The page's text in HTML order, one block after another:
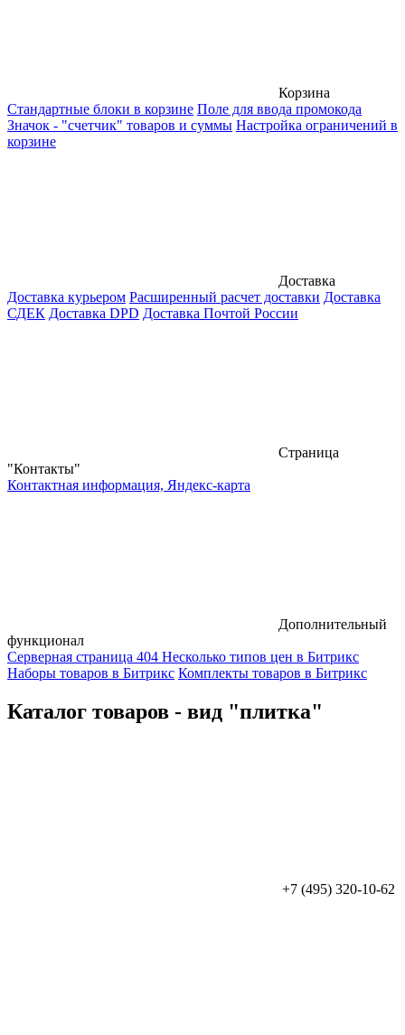
Корзина
Стандартные блоки в корзине Поле для ввода промокода
Значок - "счетчик" товаров и суммы Настройка ограничений в
корзине
Доставка
Доставка курьером Расширенный расчет доставки Доставка
СДЕК Доставка DPD Доставка Почтой России
Страница
"Контакты"
Контактная информация, Яндекс-карта
Дополнительный
функционал
Серверная страница 404 Несколько типов цен в Битрикс
Наборы товаров в Битрикс Комплекты товаров в Битрикс
Каталог товаров - вид "плитка"
+7 (495) 320-10-62